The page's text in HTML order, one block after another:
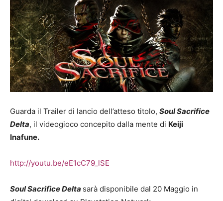
Guarda il Trailer di lancio dell’atteso titolo, Soul Sacrifice
Delta, il videogioco concepito dalla mente di Keiji
Inafune.
http://youtu.be/eE1cC79_lSE
Soul Sacrifice Delta sarà disponibile dal 20 Maggio in